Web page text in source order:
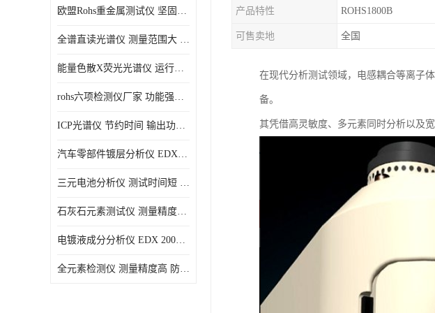
光电直读光谱仪
便携式水质重金属检测仪
欧盟Rohs重金属测试仪 坚固耐用 测试结果清晰显示
全谱直读光谱仪 测量范围大 抗干扰性能好
能量色散X荧光光谱仪 运行稳定性高 方便样品的测量
rohs六项检测仪厂家 功能强大 可直接分析
ICP光谱仪 节约时间 输出功率稳定
汽车零部件镀层分析仪 EDX600PLUS 自动谱线识别
三元电池分析仪 测试时间短 体积小 方便便携
石灰石元素测试仪 测量精度高 测量方便 快捷
电镀液成分分析仪 EDX 2000A 测量 穿透力强
全元素检测仪 测量精度高 防尘 防水性能好
产品特性 ROHS1800B
可售卖地 全国
在现代分析测试领域，电感耦合等离子
备。
其凭借高灵敏度、多元素同时分析以及